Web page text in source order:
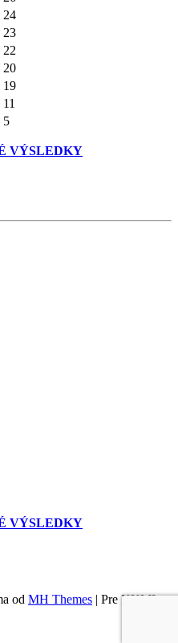
24
23
22
20
19
11
5
VÝSLEDKY
VÝSLEDKY
od MH Themes | Pre KKML